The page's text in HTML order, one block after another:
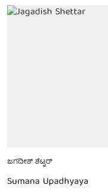
ಜಗದೀಶ್ ಶೆಟ್ಟರ್
Sumana Upadhyaya